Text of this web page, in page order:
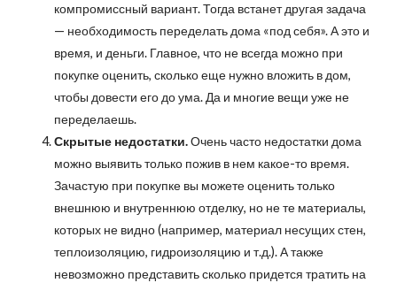
компромиссный вариант. Тогда встанет другая задача
— необходимость переделать дома «под себя». А это и
время, и деньги. Главное, что не всегда можно при
покупке оценить, сколько еще нужно вложить в дом,
чтобы довести его до ума. Да и многие вещи уже не
переделаешь.
Скрытые недостатки.Очень часто недостатки дома
можно выявить только пожив в нем какое-то время.
Зачастую при покупке вы можете оценить только
внешнюю и внутреннюю отделку, но не те материалы,
которых не видно (например, материал несущих стен,
теплоизоляцию, гидроизоляцию и т.д.). А также
невозможно представить сколько придется тратить на